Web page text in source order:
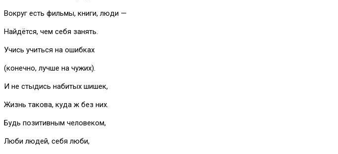
Вокруг есть фильмы, книги, люди —
Найдётся, чем себя занять.
Учись учиться на ошибках
(конечно, лучше на чужих).
И не стыдись набитых шишек,
Жизнь такова, куда ж без них.
Будь позитивным человеком,
Люби людей, себя люби,